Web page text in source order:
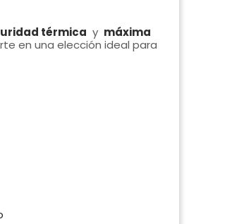
térmica y máxima
en una elección ideal para